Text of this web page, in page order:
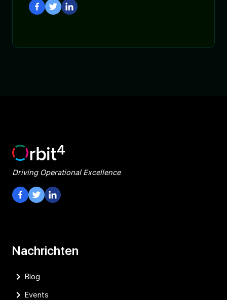
Visit our Facebook Page
Visit our Twitter Page
Visit our LinkedIn Page
Driving Operational Excellence
Visit our Facebook Page
Visit our Twitter Page
Visit our LinkedIn Page
Nachrichten
Blog
Events